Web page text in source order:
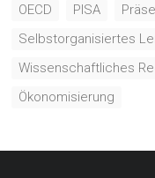
OECD
PISA
Selbstorganisiertes
Wissenschaftliches
Ökonomisierung